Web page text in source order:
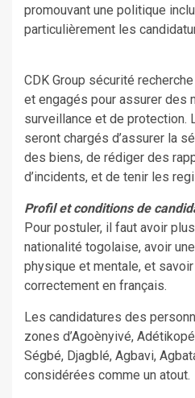
promouvant une politique
particulièrement les
CDK Group sécurité
et engagés pour assurer
surveillance et de protection.
seront chargés d’assurer la
des biens, de rédiger des
d’incidents, et de tenir les
Profil et conditions de
Pour postuler, il faut avoir
nationalité togolaise, avoir
physique et mentale, et
correctement en français.
Les candidatures des
zones d’Agoènyivé,
Ségbé, Djagblé, Agbavi,
considérées comme un atout.